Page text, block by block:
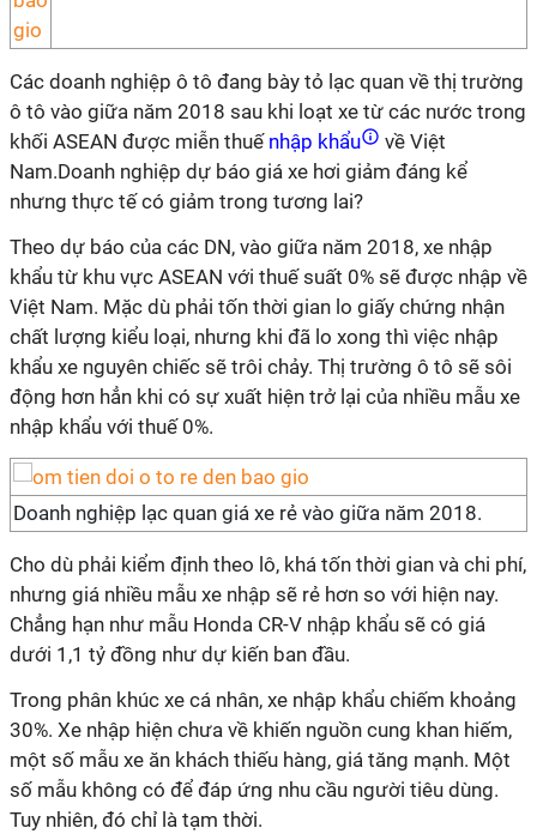
Các doanh nghiệp ô tô đang bày tỏ lạc quan về thị trường
ô tô vào giữa năm 2018 sau khi loạt xe từ các nước trong
khối ASEAN được miễn thuếnhập khẩu
về Việt
Nam.Doanh nghiệp dự báo giá xe hơi giảm đáng kể
nhưng thực tế có giảm trong tương lai?
Theo dự báo của các DN, vào giữa năm 2018, xe nhập
khẩu từ khu vực ASEAN với thuế suất 0% sẽ được nhập về
Việt Nam. Mặc dù phải tốn thời gian lo giấy chứng nhận
chất lượng kiểu loại, nhưng khi đã lo xong thì việc nhập
khẩu xe nguyên chiếc sẽ trôi chảy. Thị trường ô tô sẽ sôi
động hơn hẳn khi có sự xuất hiện trở lại của nhiều mẫu xe
nhập khẩu với thuế 0%.
Doanh nghiệp lạc quan giá xe rẻ vào giữa năm 2018.
Cho dù phải kiểm định theo lô, khá tốn thời gian và chi phí,
nhưng giá nhiều mẫu xe nhập sẽ rẻ hơn so với hiện nay.
Chẳng hạn như mẫu Honda CR-V nhập khẩu sẽ có giá
dưới 1,1 tỷ đồng như dự kiến ban đầu.
Trong phân khúc xe cá nhân, xe nhập khẩu chiếm khoảng
30%. Xe nhập hiện chưa về khiến nguồn cung khan hiếm,
một số mẫu xe ăn khách thiếu hàng, giá tăng mạnh. Một
số mẫu không có để đáp ứng nhu cầu người tiêu dùng.
Tuy nhiên, đó chỉ là tạm thời.